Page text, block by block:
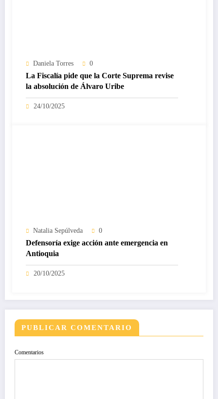
Daniela Torres 0
La Fiscalía pide que la Corte Suprema revise
la absolución de Álvaro Uribe
24/10/2025
Natalia Sepúlveda 0
Defensoría exige acción ante emergencia en
Antioquia
20/10/2025
PUBLICAR COMENTARIO
Comentarios